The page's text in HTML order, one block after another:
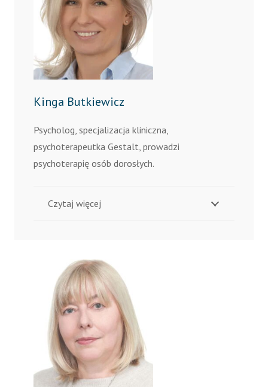
Kinga Butkiewicz
Psycholog, specjalizacja kliniczna,
psychoterapeutka Gestalt, prowadzi
psychoterapię osób dorosłych.
Czytaj więcej